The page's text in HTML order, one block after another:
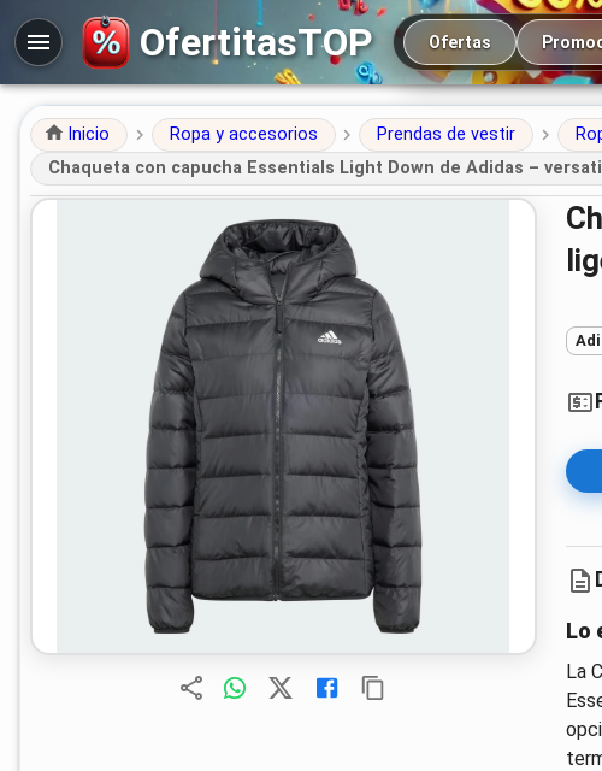
OfertitasTOP Navegación principal
Ofertas
Inicio Ropa y accesorios Prendas de vestir
Chaqueta con capucha Essentials Light Down de Adidas –
Chaqueta con capucha Essentials Light Down de Adidas – versatilidad y
Lo
La